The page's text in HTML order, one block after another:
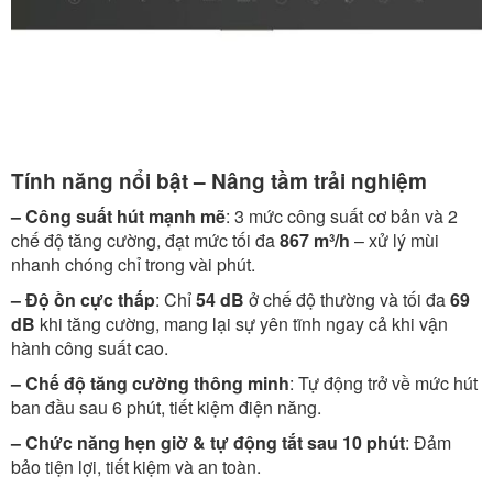
Tính năng nổi bật – Nâng tầm trải nghiệm
– Công suất hút mạnh mẽ: 3 mức công suất cơ bản và 2
chế độ tăng cường, đạt mức tối đa867 m³/h – xử lý mùi
nhanh chóng chỉ trong vài phút.
– Độ ồn cực thấp: Chỉ54 dB ở chế độ thường và tối đa69
dB khi tăng cường, mang lại sự yên tĩnh ngay cả khi vận
hành công suất cao.
– Chế độ tăng cường thông minh: Tự động trở về mức hút
ban đầu sau 6 phút, tiết kiệm điện năng.
– Chức năng hẹn giờ & tự động tắt sau 10 phút: Đảm
bảo tiện lợi, tiết kiệm và an toàn.